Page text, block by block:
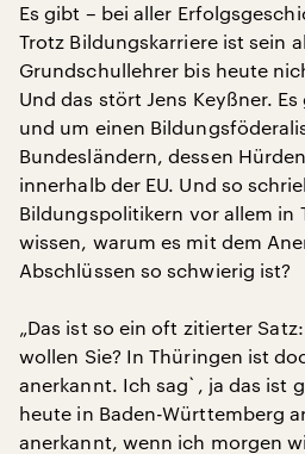
Es gibt – bei aller
Trotz Bildungskarriere ist sein
Grundschullehrer bis heute
Und das stört Jens Keyßner.
und um einen
Bundesländern, dessen
innerhalb der EU. Und so
Bildungspolitikern vor allem in
wissen, warum es mit dem
Abschlüssen so schwierig ist?
„Das ist so ein oft zitierter
wollen Sie? In Thüringen ist
anerkannt. Ich sag`, ja das ist
heute in Baden-Württemberg
anerkannt, wenn ich morgen